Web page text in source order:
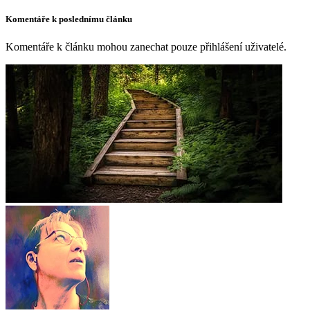
Komentáře k poslednímu článku
Komentáře k článku mohou zanechat pouze přihlášení uživatelé.